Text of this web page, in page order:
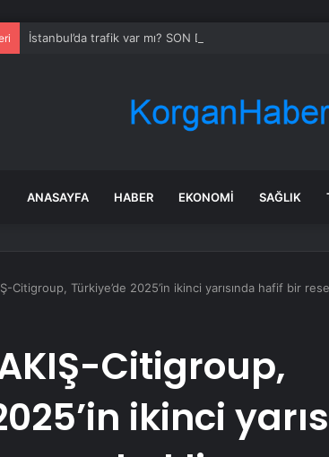
İstanbul’da trafik var mı? SON DAKİKA! 22 Temmuz
ANASAYFA HABER EKONOMI SAĞLIK
Citigroup, Türkiye’de 2025’in ikinci yarısında hafif bir
Citigroup,
ikinci